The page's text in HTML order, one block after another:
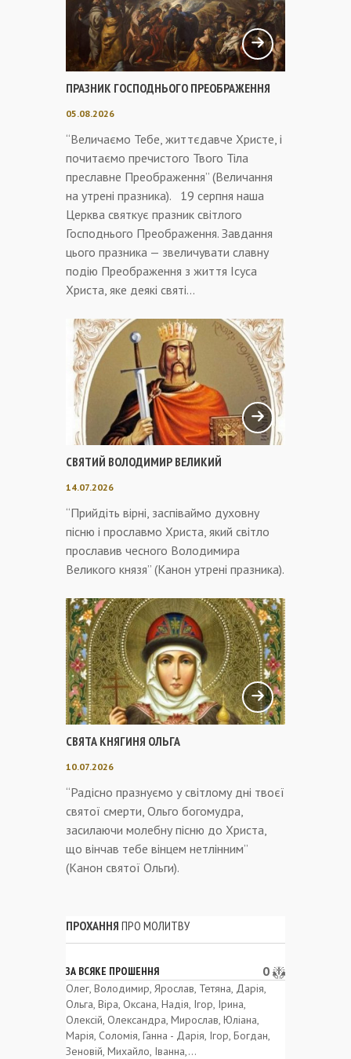
ПРАЗНИК ГОСПОДНЬОГО ПРЕОБРАЖЕННЯ
05.08.2026
“Величаємо Тебе, життєдавче Христе, і
почитаємо пречистого Твого Тіла
преславне Преображення” (Величання
на утрені празника). 19 серпня наша
Церква святкує празник світлого
Господнього Преображення. Завдання
цього празника — звеличувати славну
подію Преображення з життя Ісуса
Христа, яке деякі святі…
СВЯТИЙ ВОЛОДИМИР ВЕЛИКИЙ
14.07.2026
“Прийдіть вірні, заспіваймо духовну
пісню і прославмо Христа, який світло
прославив чесного Володимира
Великого князя” (Канон утрені празника).
СВЯТА КНЯГИНЯ ОЛЬГА
10.07.2026
“Радісно празнуємо у світлому дні твоєї
святої смерти, Ольго богомудра,
засилаючи молебну пісню до Христа,
що вінчав тебе вінцем нетлінним”
(Канон святої Ольги).
ПРОХАННЯ ПРО МОЛИТВУ
0
ЗА ВСЯКЕ ПРОШЕННЯ
Олег, Володимир, Ярослав, Тетяна, Дарія,
Ольга, Віра, Оксана, Надія, Ігор, Ірина,
Олексій, Олександра, Мирослав, Юліана,
Марія, Соломія, Ганна - Дарія, Ігор, Богдан,
Зеновій, Михайло, Іванна,...